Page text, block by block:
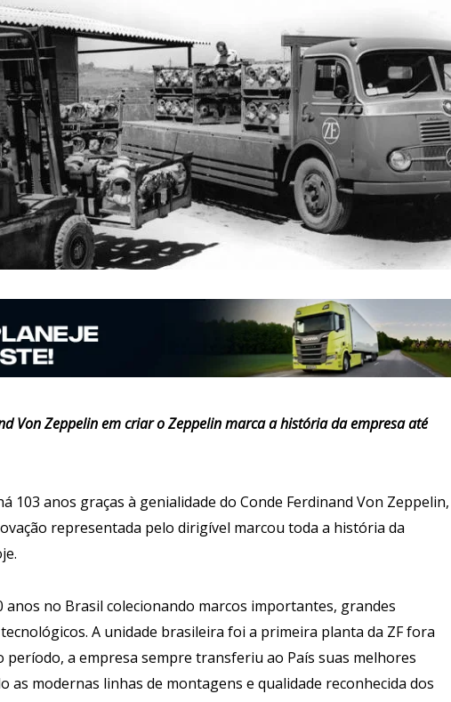
Von Zeppelin em criar o Zeppelin marca a história da empresa até
103 anos graças à genialidade do Conde Ferdinand Von Zeppelin,
representada pelo dirigível marcou toda a história da
anos no Brasil colecionando marcos importantes, grandes
A unidade brasileira foi a primeira planta da ZF fora
período, a empresa sempre transferiu ao País suas melhores
as modernas linhas de montagens e qualidade reconhecida dos